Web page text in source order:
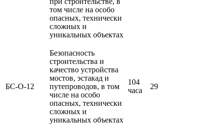
том числе на особо
опасных, технически
сложных и
уникальных объектах
БС-О-12
Безопасность
строительства и
качество устройства
мостов, эстакад и
путепроводов, в том
числе на особо
опасных, технически
сложных и
уникальных объектах
104
часа
29